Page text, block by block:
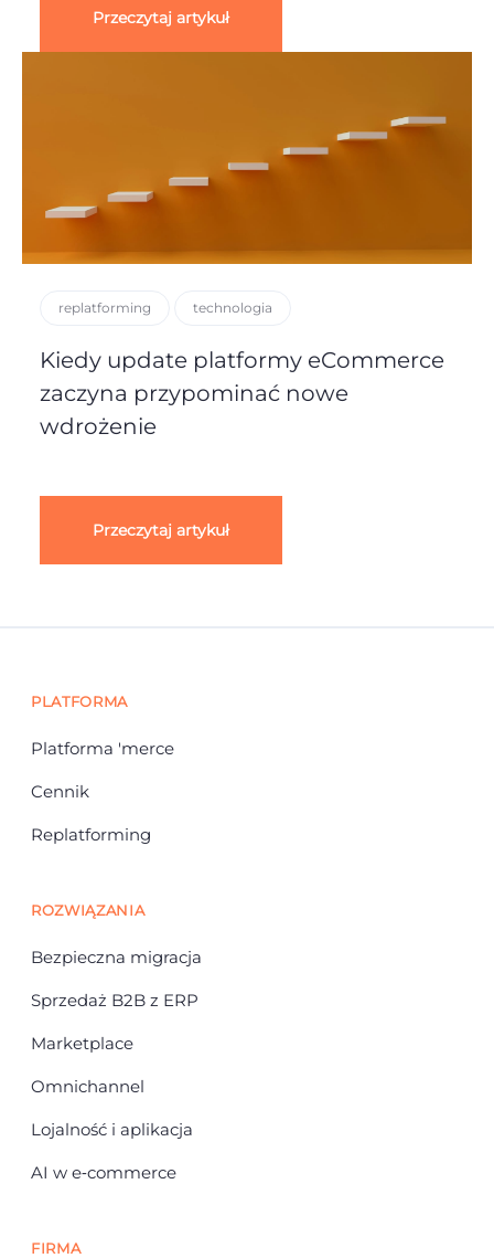
Przeczytaj artykuł
replatforming technologia
Kiedy update platformy eCommerce
zaczyna przypominać nowe
wdrożenie
Przeczytaj artykuł
PLATFORMA
Platforma 'merce
Cennik
Replatforming
ROZWIĄZANIA
Bezpieczna migracja
Sprzedaż B2B z ERP
Marketplace
Omnichannel
Lojalność i aplikacja
AI w e‑commerce
FIRMA